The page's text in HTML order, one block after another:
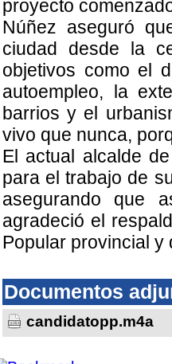
proyecto
Núñez aseguró
ciudad desde la
objetivos como el
autoempleo, la
barrios y el
vivo que nunca,
El actual alcalde
para el trabajo de
asegurando que
agradeció el
Popular provincial y
Documentos
candidatopp.m4a